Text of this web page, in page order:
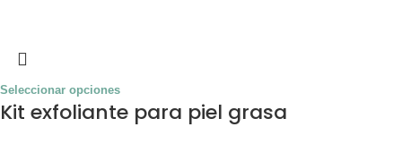
Seleccionar opciones
Kit exfoliante para piel grasa